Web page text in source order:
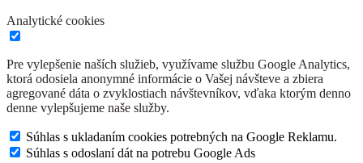
Analytické cookies
Pre vylepšenie naších služieb, využívame službu Google Analytics,
ktorá odosiela anonymné informácie o Vašej návšteve a zbiera
agregované dáta o zvyklostiach návštevníkov, vďaka ktorým denno
denne vylepšujeme naše služby.
Súhlas s ukladaním cookies potrebných na Google Reklamu.
Súhlas s odoslaní dát na potrebu Google Ads